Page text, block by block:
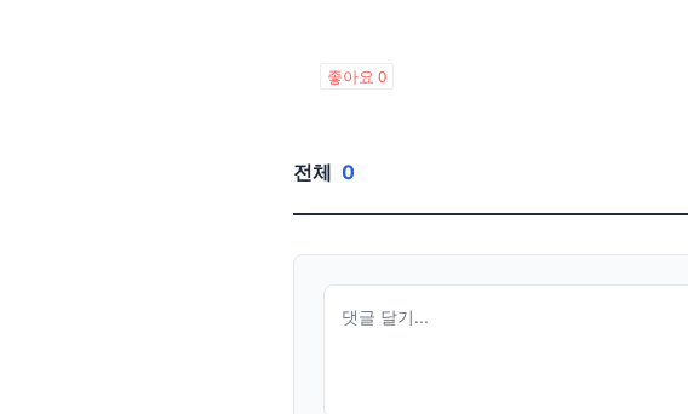
좋아요 0
전체 0